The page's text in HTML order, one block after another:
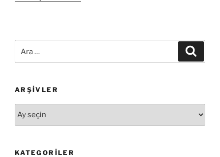
ARŞIVLER
KATEGORILER